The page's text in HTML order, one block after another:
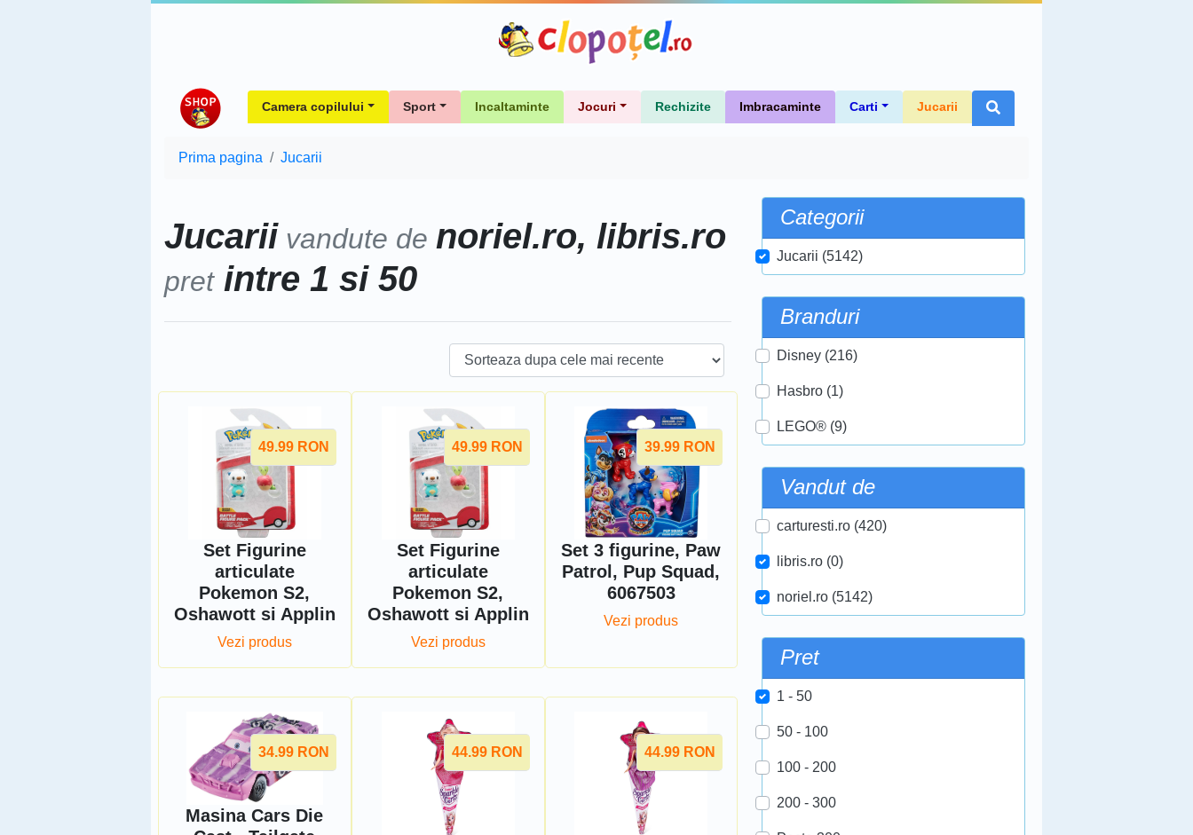
Camera copilului Sport Incaltaminte Jocuri Rechizite Imbracaminte Carti Jucarii
Prima pagina Jucarii
Jucarii vandute de noriel.ro, libris.ro
pretintre 1 si 50
49.99 RON
Set Figurine
articulate
Pokemon S2,
Oshawott si Applin
Vezi produs
49.99 RON
Set Figurine
articulate
Pokemon S2,
Oshawott si Applin
Vezi produs
39.99 RON
Set 3 figurine, Paw
Patrol, Pup Squad,
6067503
Vezi produs
34.99 RON
Masina Cars Die
44.99 RON 44.99 RON
Categorii
Jucarii (5142)
Branduri
Disney (216)
Hasbro (1)
LEGO® (9)
Vandut de
carturesti.ro (420)
libris.ro (0)
noriel.ro (5142)
Pret
1 - 50
50 - 100
100 - 200
200 - 300